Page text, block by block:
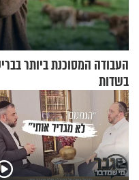
העבודה המסוכנת ביותר
בשדות